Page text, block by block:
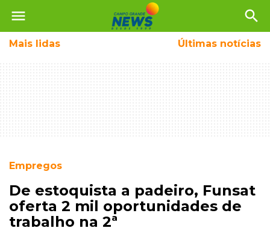
menu search
Mais lidas Últimas notícias
Empregos
De estoquista a padeiro, Funsat
oferta 2 mil oportunidades de
trabalho na 2ª